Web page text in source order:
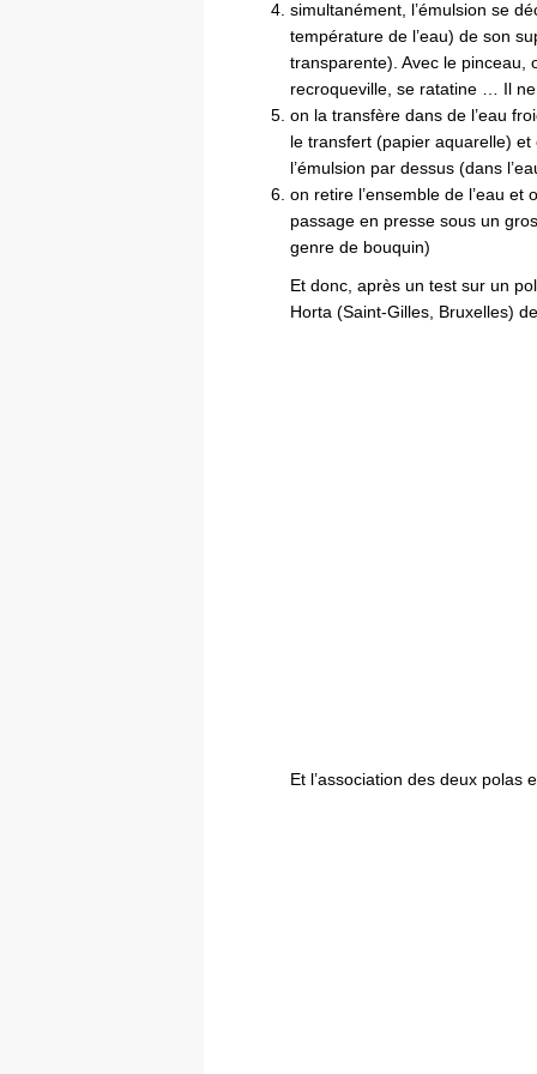
simultanément, l’émulsion se
température de l’eau) de son
transparente). Avec le pinceau,
recroqueville, se ratatine … Il ne
on la transfère dans de l’eau
le transfert (papier aquarelle)
l’émulsion par dessus (dans
on retire l’ensemble de l’eau
passage en presse sous un
genre de bouquin)
Et donc, après un test sur un
Horta (Saint-Gilles, Bruxelles)
Et l’association des deux polas